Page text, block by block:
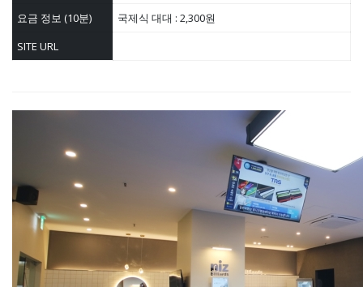
요금 정보 (10분)
국제식 대대 : 2,300원
SITE URL